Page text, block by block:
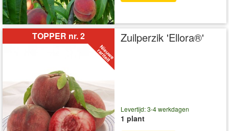
TOPPER nr. 2 Zuilperzik 'Ellora®'
Levertijd: 3-4 werkdagen
1 plant